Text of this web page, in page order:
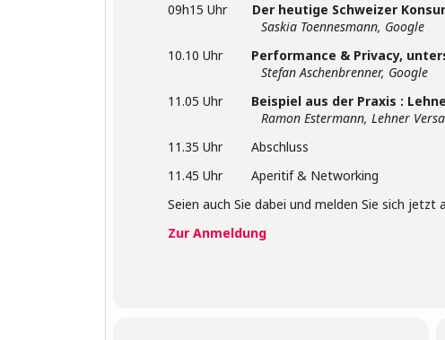
09h15 Uhr Der heutige Schweizer
Saskia Toennesmann, Google
10.10 Uhr Performance & Privacy,
Stefan Aschenbrenner, Google
11.05 Uhr Beispiel aus der Praxis :
Ramon Estermann, Lehner
11.35 Uhr Abschluss
11.45 Uhr Aperitif & Networking
Seien auch Sie dabei und melden Sie sich jetzt
Zur Anmeldung